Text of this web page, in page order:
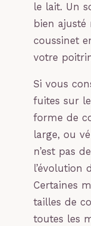
le lait. Un
bien
coussinet
votre
Si vous
fuites sur
forme de
large, ou
n’est pas
l’évolution
Certaines
tailles de
toutes les